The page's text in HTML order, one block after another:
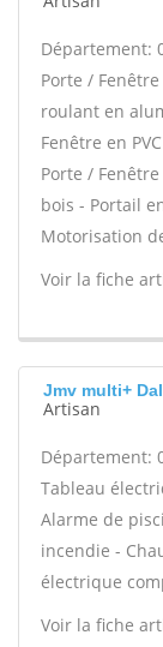
Département:
Porte /
roulant en
Fenêtre en
Porte /
bois - Portail
Motorisation
Voir la fiche
Jmv multi+
Artisan
Département:
Tableau
Alarme de
incendie -
électrique
Voir la fiche